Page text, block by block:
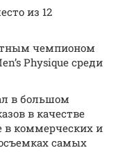
из 12
чемпионом
Physique среди
в большом
в качестве
в коммерческих и
самых